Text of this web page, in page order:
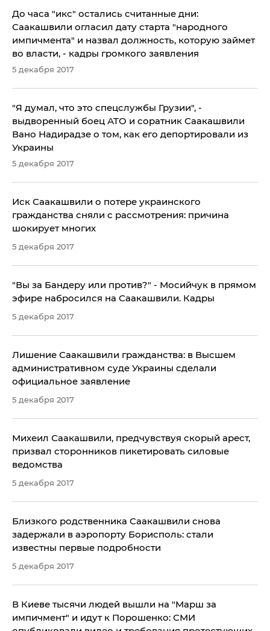
До часа "икс" остались считанные дни:
Саакашвили огласил дату старта "народного
импичмента" и назвал должность, которую займет
во власти, - кадры громкого заявления
5 декабря 2017
"Я думал, что это спецслужбы Грузии", -
выдворенный боец АТО и соратник Саакашвили
Вано Надирадзе о том, как его депортировали из
Украины
5 декабря 2017
Иск Саакашвили о потере украинского
гражданства сняли с рассмотрения: причина
шокирует многих
5 декабря 2017
"Вы за Бандеру или против?" - Мосийчук в прямом
эфире набросился на Саакашвили. Кадры
5 декабря 2017
Лишение Саакашвили гражданства: в Высшем
административном суде Украины сделали
официальное заявление
5 декабря 2017
Михеил Саакашвили, предчувствуя скорый арест,
призвал сторонников пикетировать силовые
ведомства
5 декабря 2017
Близкого родственника Саакашвили снова
задержали в аэропорту Борисполь: стали
известны первые подробности
5 декабря 2017
В Киеве тысячи людей вышли на "Марш за
импичмент" и идут к Порошенко: СМИ